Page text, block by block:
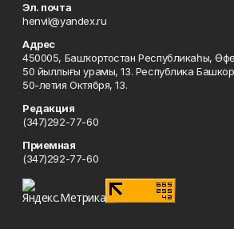
Эл. почта
henvil@yandex.ru
Адрес
450005, Башҡортостан Республикаһы,
50 йыллығы урамы, 13. Республика
50-летия Октября, 13.
Редакция
(347)292-77-60
Приемная
(347)292-77-60